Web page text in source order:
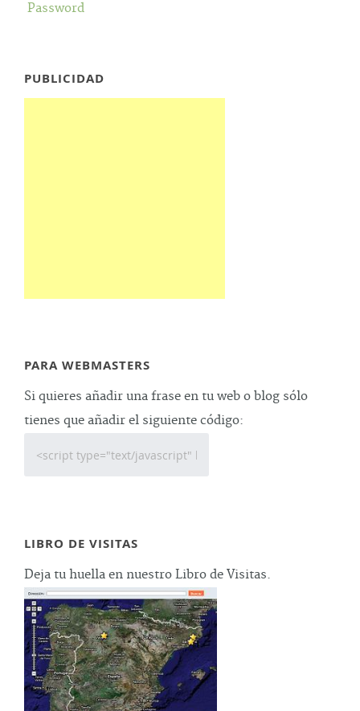
Password
PUBLICIDAD
PARA WEBMASTERS
Si quieres añadir una frase en tu web o blog sólo
tienes que añadir el siguiente código:
LIBRO DE VISITAS
Deja tu huella en nuestro Libro de Visitas.